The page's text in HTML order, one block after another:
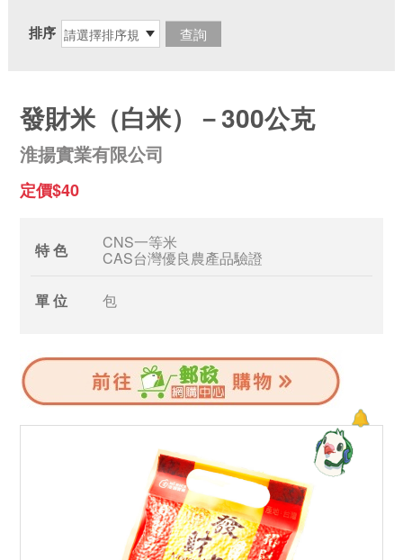
排序
發財米（白米）－300公克
淮揚實業有限公司
定價$40
特 色 CNS一等米
CAS台灣優良農產品驗證
單 位 包